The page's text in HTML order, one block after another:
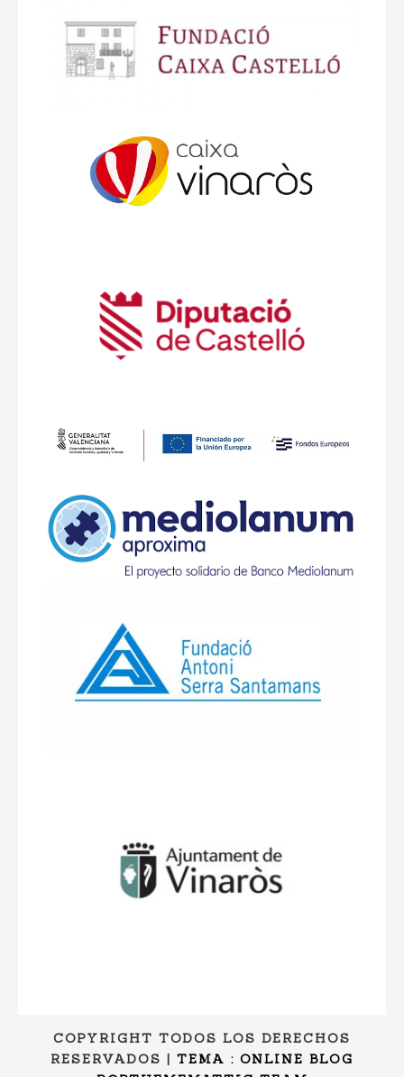
COPYRIGHT TODOS LOS DERECHOS
RESERVADOS | TEMA : ONLINE BLOG